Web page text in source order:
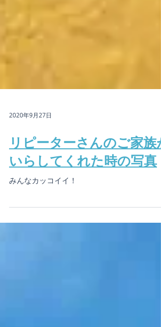
2020年9月27日
リピーターさんのご家族が
いらしてくれた時の写真